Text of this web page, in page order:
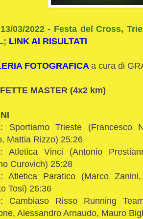
03/2022 - Festa del Cross,
LINK AI RISULTATI
FOTOGRAFICA a cura di
MASTER (4x2 km)
Sportiamo Trieste (Francesco
Mattia Rizzo) 25:26
Atletica Vinci (Antonio
Curovich) 25:28
Atletica Paratico (Marco
Tosi) 26:36
Cambiaso Risso Running
Alessandro Arnaudo, Mauro